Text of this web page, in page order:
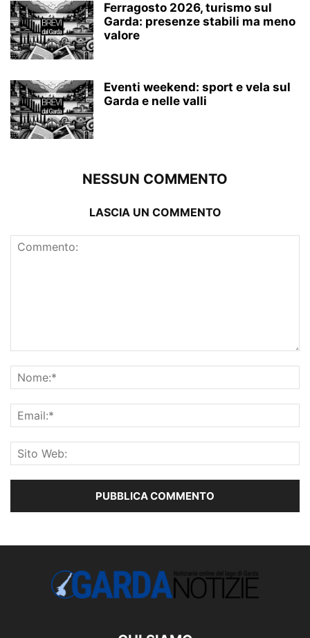
Ferragosto 2026, turismo sul
Garda: presenze stabili ma meno
valore
Eventi weekend: sport e vela sul
Garda e nelle valli
NESSUN COMMENTO
LASCIA UN COMMENTO